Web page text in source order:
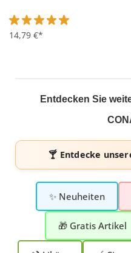
Durchschnittliche Bewertung
14,79 €*
Entdecken Sie
🍸 Entdecke
✨ Neuheiten
🎁 Gratis Artikel